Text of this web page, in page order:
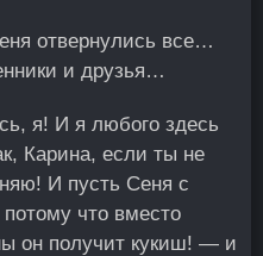
отвернулись все…
и друзья…
я! И я любого здесь
Карина, если ты не
И пусть Сеня с
что вместо
он получит кукиш! — и